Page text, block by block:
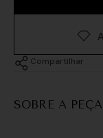
Compartilhar
SOBRE A PEÇA